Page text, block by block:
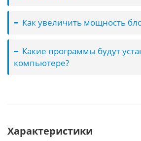
Как увеличить мощность
Какие программы будут
компьютере?
Характеристики